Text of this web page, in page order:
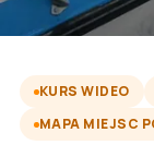
KURS WIDEO
MAPA MIEJSC